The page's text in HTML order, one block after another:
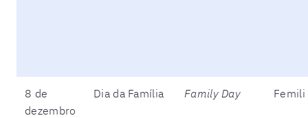
8 de
dezembro
Dia da Família Family Day Femili